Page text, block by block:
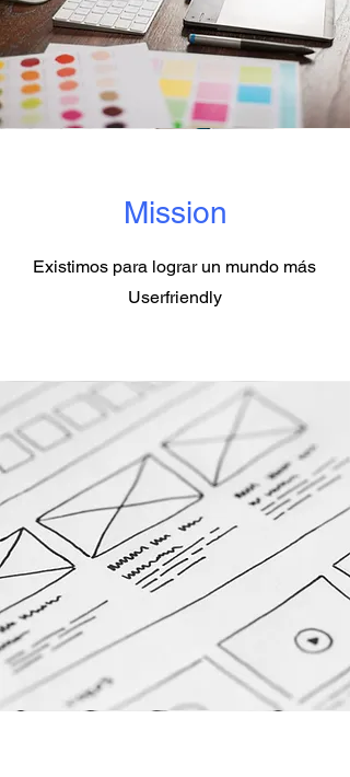
Mission
Existimos para lograr un mundo más
Userfriendly